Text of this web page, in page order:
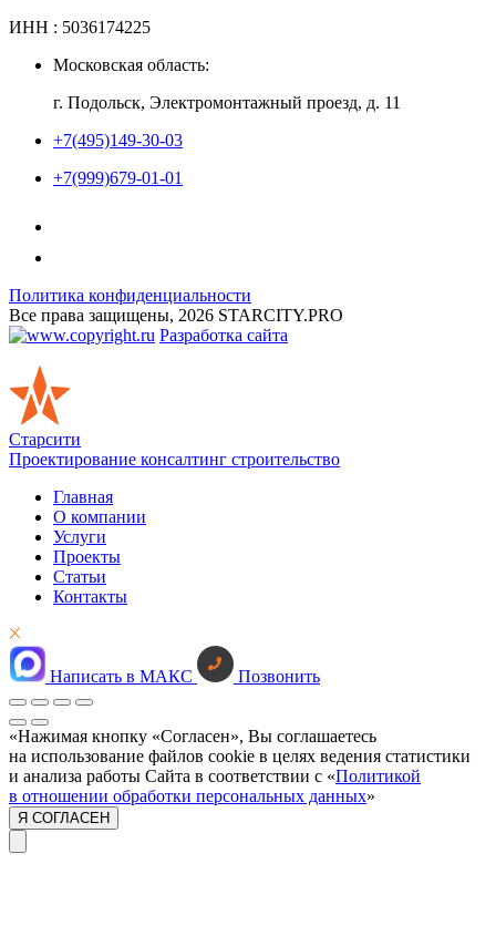
ИНН : 5036174225
Московская область:
г. Подольск, Электромонтажный проезд, д. 11
+7(495)149-30-03
+7(999)679-01-01
Политика конфиденциальности
Все права защищены, 2026 STARCITY.PRO
Разработка сайта
Старсити
Проектирование консалтинг строительство
Главная
О компании
Услуги
Проекты
Статьи
Контакты
Написать в МАКС Позвонить
«Нажимая кнопку «Согласен», Вы соглашаетесь
на использование файлов cookie в целях ведения статистики
и анализа работы Сайта в соответствии с «Политикой
в отношении обработки персональных данных»
Я СОГЛАСЕН